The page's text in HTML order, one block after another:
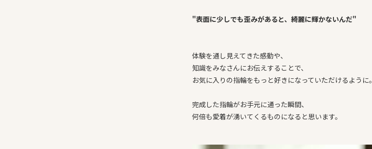
"表面に少しでも歪みがあると、綺麗に輝かないんだ"
体験を通し見えてきた感動や、
知識をみなさんにお伝えすることで、
お気に入りの指輪をもっと好きになっていただけるように。
完成した指輪がお手元に通った瞬間、
何倍も愛着が湧いてくるものになると思います。